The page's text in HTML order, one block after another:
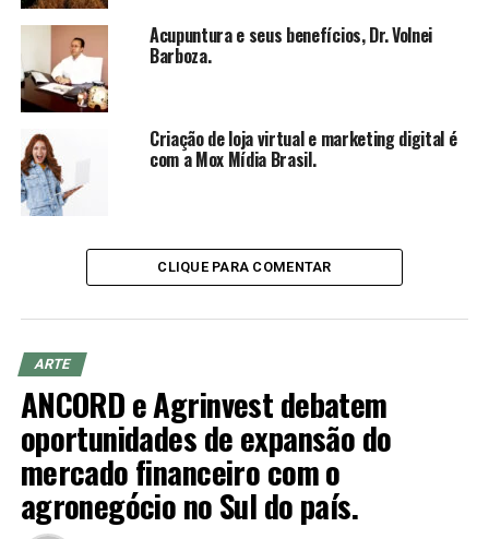
A SEGUIR
Banda Éclair lança versão estendida de “Exílio” e
explora instrumental da faixa
NÃO PERCA
MC Kekel e DJ Alex BNH lançam clipe de “Hora da
Maldade”
Acupuntura e seus benefícios, Dr. Volnei
Barboza.
Criação de loja virtual e marketing digital é
com a Mox Mídia Brasil.
CLIQUE PARA COMENTAR
ARTE
ANCORD e Agrinvest debatem
oportunidades de expansão do
mercado financeiro com o
agronegócio no Sul do país.